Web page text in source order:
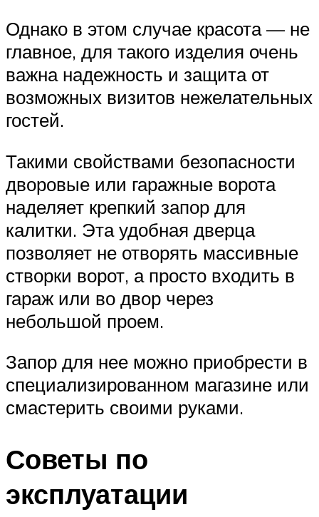
Однако в этом случае красота — не
главное, для такого изделия очень
важна надежность и защита от
возможных визитов нежелательных
гостей.
Такими свойствами безопасности
дворовые или гаражные ворота
наделяет крепкий запор для
калитки. Эта удобная дверца
позволяет не отворять массивные
створки ворот, а просто входить в
гараж или во двор через
небольшой проем.
Запор для нее можно приобрести в
специализированном магазине или
смастерить своими руками.
Советы по
эксплуатации